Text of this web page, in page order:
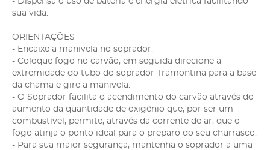
sua vida.
ORIENTAÇÕES
- Encaixe a manivela no soprador.
- Coloque fogo no carvão, em seguida direcione a
extremidade do tubo do soprador Tramontina para a base
da chama e gire a manivela.
- O Soprador facilita o acendimento do carvão através do
aumento da quantidade de oxigênio que, por ser um
combustível, permite, através da corrente de ar, que o
fogo atinja o ponto ideal para o preparo do seu churrasco.
- Para sua maior segurança, mantenha o soprador a uma